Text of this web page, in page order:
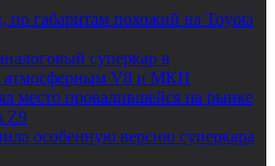
по габаритам похожий на Toyota
суперкар в
атмосферным V8 и МКП
место провалившейся на рынке
Z9
особенную версию суперкара